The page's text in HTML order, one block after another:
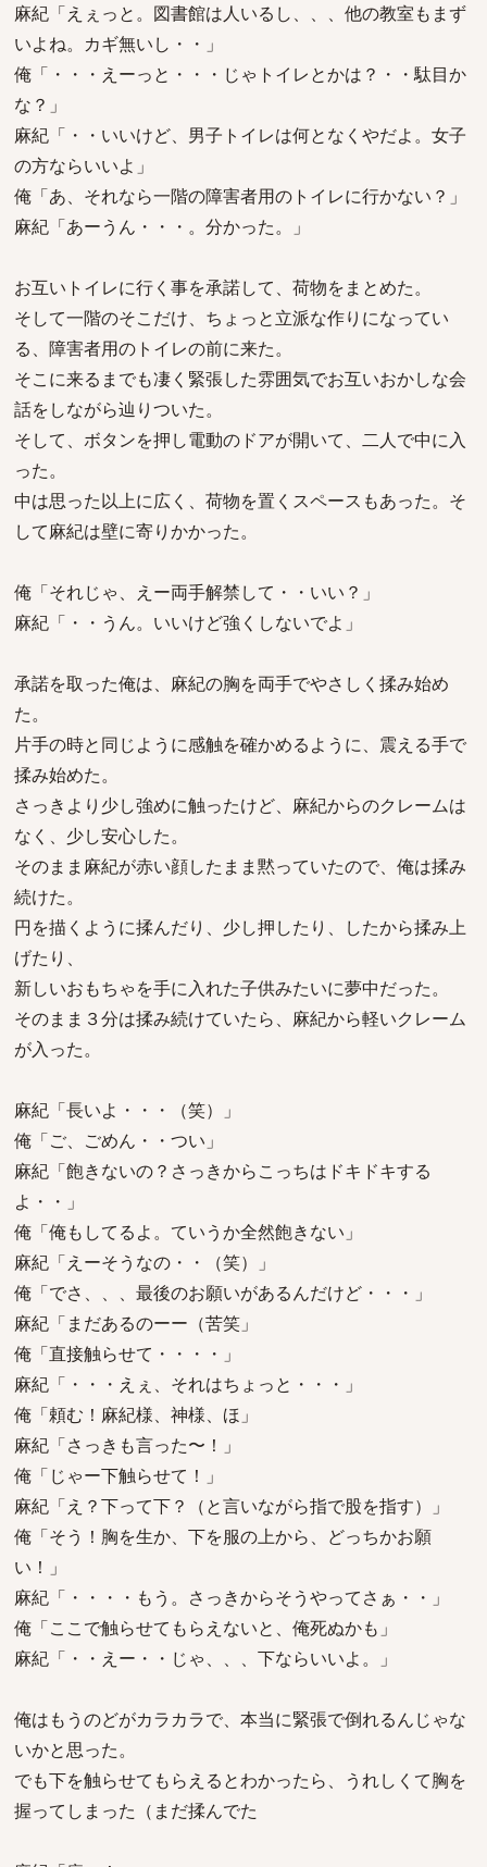
麻紀「えぇっと。図書館は人いるし、、、他の教室もまず
いよね。カギ無いし・・」
俺「・・・えーっと・・・じゃトイレとかは？・・駄目か
な？」
麻紀「・・いいけど、男子トイレは何となくやだよ。女子
の方ならいいよ」
俺「あ、それなら一階の障害者用のトイレに行かない？」
麻紀「あーうん・・・。分かった。」
お互いトイレに行く事を承諾して、荷物をまとめた。
そして一階のそこだけ、ちょっと立派な作りになってい
る、障害者用のトイレの前に来た。
そこに来るまでも凄く緊張した雰囲気でお互いおかしな会
話をしながら辿りついた。
そして、ボタンを押し電動のドアが開いて、二人で中に入
った。
中は思った以上に広く、荷物を置くスペースもあった。そ
して麻紀は壁に寄りかかった。
俺「それじゃ、えー両手解禁して・・いい？」
麻紀「・・うん。いいけど強くしないでよ」
承諾を取った俺は、麻紀の胸を両手でやさしく揉み始め
た。
片手の時と同じように感触を確かめるように、震える手で
揉み始めた。
さっきより少し強めに触ったけど、麻紀からのクレームは
なく、少し安心した。
そのまま麻紀が赤い顔したまま黙っていたので、俺は揉み
続けた。
円を描くように揉んだり、少し押したり、したから揉み上
げたり、
新しいおもちゃを手に入れた子供みたいに夢中だった。
そのまま３分は揉み続けていたら、麻紀から軽いクレーム
が入った。
麻紀「長いよ・・・（笑）」
俺「ご、ごめん・・つい」
麻紀「飽きないの？さっきからこっちはドキドキする
よ・・」
俺「俺もしてるよ。ていうか全然飽きない」
麻紀「えーそうなの・・（笑）」
俺「でさ、、、最後のお願いがあるんだけど・・・」
麻紀「まだあるのーー（苦笑」
俺「直接触らせて・・・・」
麻紀「・・・えぇ、それはちょっと・・・」
俺「頼む！麻紀様、神様、ほ」
麻紀「さっきも言った〜！」
俺「じゃー下触らせて！」
麻紀「え？下って下？（と言いながら指で股を指す）」
俺「そう！胸を生か、下を服の上から、どっちかお願
い！」
麻紀「・・・・もう。さっきからそうやってさぁ・・」
俺「ここで触らせてもらえないと、俺死ぬかも」
麻紀「・・えー・・じゃ、、、下ならいいよ。」
俺はもうのどがカラカラで、本当に緊張で倒れるんじゃな
いかと思った。
でも下を触らせてもらえるとわかったら、うれしくて胸を
握ってしまった（まだ揉んでた